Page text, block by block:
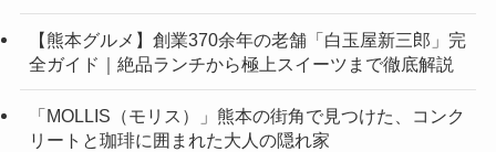
【熊本グルメ】創業370余年の老舗「白玉屋新三郎」完
全ガイド｜絶品ランチから極上スイーツまで徹底解説
「MOLLIS（モリス）」熊本の街角で見つけた、コンク
リートと珈琲に囲まれた大人の隠れ家